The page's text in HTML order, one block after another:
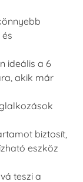
ideális a 6
akik már
biztosít,
eszköz
teszi a